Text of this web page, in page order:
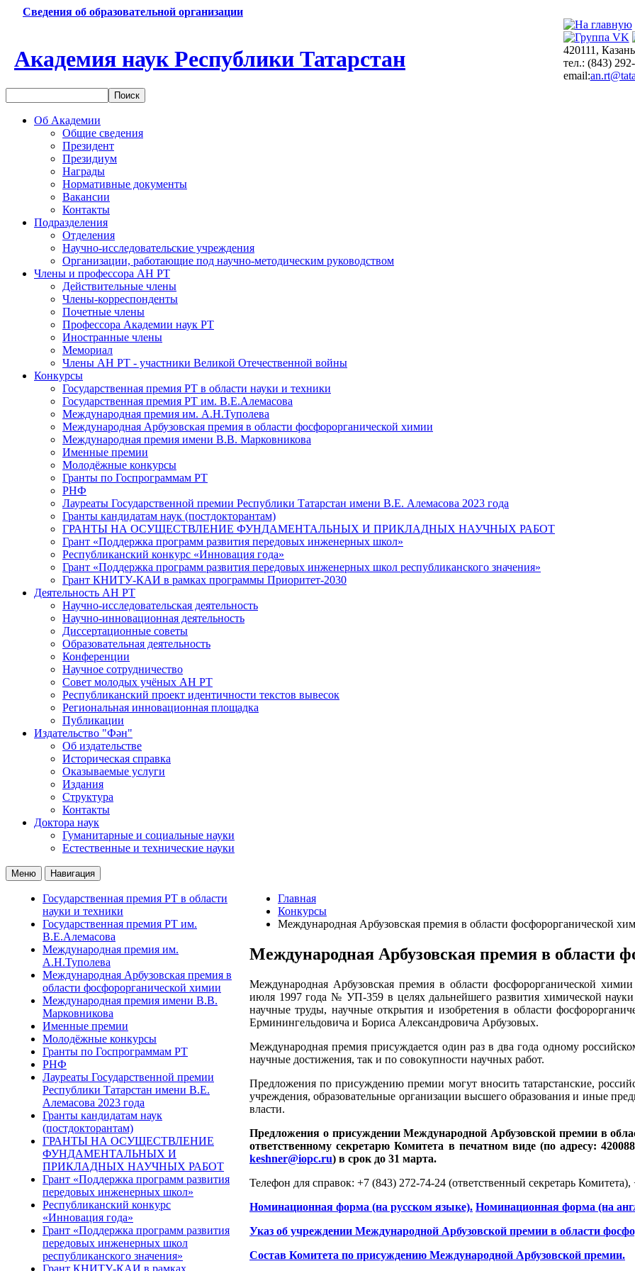
Сведения об образовательной организации
Академия наук Республики Татарстан
420111,
тел.: (843)
email:
Об Академии
Общие сведения
Президент
Президиум
Награды
Нормативные документы
Вакансии
Контакты
Подразделения
Отделения
Научно-исследовательские учреждения
Организации, работающие под научно-методическим руководством
Члены и профессора АН РТ
Действительные члены
Члены-корреспонденты
Почетные члены
Профессора Академии наук РТ
Иностранные члены
Мемориал
Члены АН РТ - участники Великой Отечественной войны
Конкурсы
Государственная премия РТ в области науки и техники
Государственная премия РТ им. В.Е.Алемасова
Международная премия им. А.Н.Туполева
Международная Арбузовская премия в области фосфорорганической химии
Международная премия имени В.В. Марковникова
Именные премии
Молодёжные конкурсы
Гранты по Госпрограммам РТ
РНФ
Лауреаты Государственной премии Республики Татарстан имени В.Е. Алемасова 2023 года
Гранты кандидатам наук (постдокторантам)
ГРАНТЫ НА ОСУЩЕСТВЛЕНИЕ ФУНДАМЕНТАЛЬНЫХ И ПРИКЛАДНЫХ НАУЧНЫХ РАБОТ
Грант «Поддержка программ развития передовых инженерных школ»
Республиканский конкурс «Инновация года»
Грант «Поддержка программ развития передовых инженерных школ республиканского значения»
Грант КНИТУ-КАИ в рамках программы Приоритет-2030
Деятельность АН РТ
Научно-исследовательская деятельность
Научно-инновационная деятельность
Диссертационные советы
Образовательная деятельность
Конференции
Научное сотрудничество
Совет молодых учёных АН РТ
Республиканский проект идентичности текстов вывесок
Региональная инновационная площадка
Публикации
Издательство "Фән"
Об издательстве
Историческая справка
Оказываемые услуги
Издания
Структура
Контакты
Доктора наук
Гуманитарные и социальные науки
Естественные и технические науки
Меню Навигация
Государственная премия РТ в области
науки и техники
Государственная премия РТ им.
В.Е.Алемасова
Международная премия им.
А.Н.Туполева
Международная Арбузовская премия в
области фосфорорганической химии
Международная премия имени В.В.
Марковникова
Именные премии
Молодёжные конкурсы
Гранты по Госпрограммам РТ
РНФ
Лауреаты Государственной премии
Республики Татарстан имени В.Е.
Алемасова 2023 года
Гранты кандидатам наук
(постдокторантам)
ГРАНТЫ НА ОСУЩЕСТВЛЕНИЕ
ФУНДАМЕНТАЛЬНЫХ И
ПРИКЛАДНЫХ НАУЧНЫХ РАБОТ
Грант «Поддержка программ развития
передовых инженерных школ»
Республиканский конкурс
«Инновация года»
Грант «Поддержка программ развития
передовых инженерных школ
республиканского значения»
Грант КНИТУ-КАИ в рамках
Главная
Конкурсы
Международная Арбузовская премия в области фосфорорганической
Международная Арбузовская премия в области
Международная Арбузовская премия в области фосфорорганической
июля 1997 года № УП-359 в целях дальнейшего развития химической
научные труды, научные открытия и изобретения в области
Ерминингельдовича и Бориса Александровича Арбузовых.
Международная премия присуждается один раз в два года одному
научные достижения, так и по совокупности научных работ.
Предложения по присуждению премии могут вносить татарстанские,
учреждения, образовательные организации высшего образования и иные
власти.
Предложения о присуждении Международной Арбузовской премии в
ответственному секретарю Комитета в печатном виде (по адресу:
keshner@iopc.ru) в срок до 31 марта.
Телефон для справок: +7 (843) 272-74-24 (ответственный секретарь
Номинационная форма (на русском языке). Номинационная форма (на
Указ об учреждении Международной Арбузовской премии в области
Состав Комитета по присуждению Международной Арбузовской премии.